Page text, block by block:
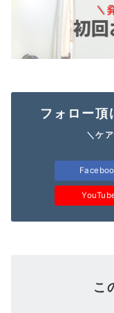
フォロー頂
＼ケ
こ